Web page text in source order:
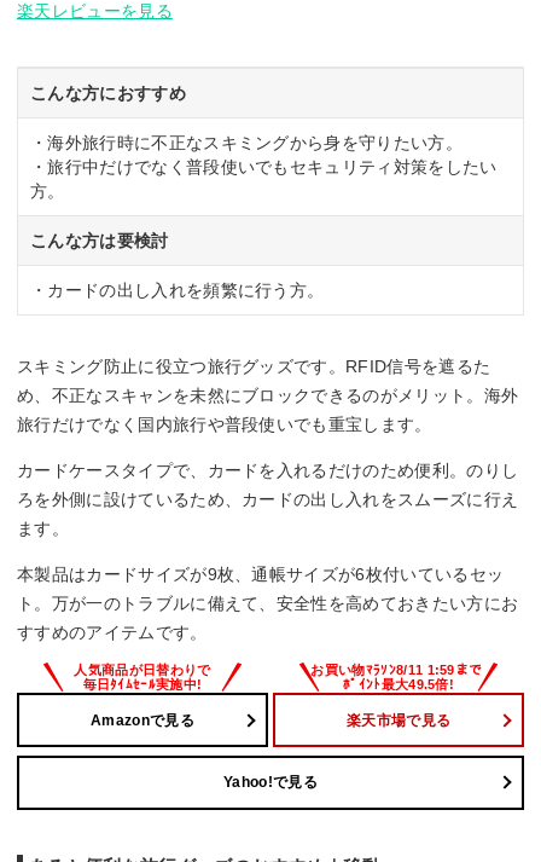
楽天レビューを見る
こんな方におすすめ
・海外旅行時に不正なスキミングから身を守りたい方。
・旅行中だけでなく普段使いでもセキュリティ対策をしたい
方。
こんな方は要検討
・カードの出し入れを頻繁に行う方。
スキミング防止に役立つ旅行グッズです。RFID信号を遮るた
め、不正なスキャンを未然にブロックできるのがメリット。海外
旅行だけでなく国内旅行や普段使いでも重宝します。
カードケースタイプで、カードを入れるだけのため便利。のりし
ろを外側に設けているため、カードの出し入れをスムーズに行え
ます。
本製品はカードサイズが9枚、通帳サイズが6枚付いているセッ
ト。万が一のトラブルに備えて、安全性を高めておきたい方にお
すすめのアイテムです。
Amazonで見る 楽天市場で見る
Yahoo!で見る